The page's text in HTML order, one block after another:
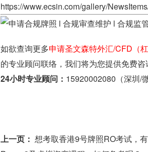
https://www.ecsin.com/gallery/
如欲查询更多申请圣文森特外汇/CFD（
的专业顾问联络，我们将为您提供免费
24小时专业顾问： 15920002080（深圳/
上一页： 想考取香港9号牌照RO考试，